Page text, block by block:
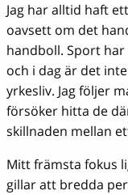
Jag har alltid haft
oavsett om det
handboll. Sport
och i dag är det
yrkesliv. Jag följer
försöker hitta de
skillnaden mellan
Mitt främsta fokus
gillar att bredda